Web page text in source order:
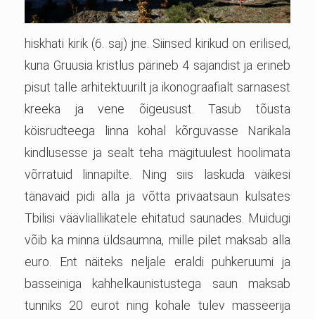
hiskhati kirik (6. saj) jne. Siinsed kirikud on erilised,
kuna Gruusia kristlus pärineb 4 sajandist ja erineb
pisut talle arhitektuurilt ja ikonograafialt sarnasest
kreeka ja vene õigeusust. Tasub tõusta
köisrudteega linna kohal kõrguvasse Narikala
kindlusesse ja sealt teha mägituulest hoolimata
võrratuid linnapilte. Ning siis laskuda väikesi
tänavaid pidi alla ja võtta privaatsaun kulsates
Tbilisi väävliallikatele ehitatud saunades. Muidugi
võib ka minna üldsaumna, mille pilet maksab alla
euro. Ent näiteks neljale eraldi puhkeruumi ja
basseiniga kahhelkaunistustega saun maksab
tunniks 20 eurot ning kohale tulev masseerija